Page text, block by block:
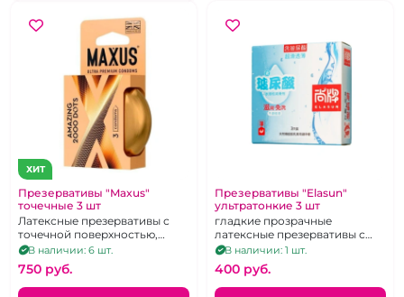
ХИТ
Презервативы "Maxus"
точечные 3 шт
Латексные презервативы с
точечной поверхностью,
упаковка 3 шт.
В наличии: 6 шт.
750 pуб.
Презервативы "Elasun"
ультратонкие 3 шт
гладкие прозрачные
латексные презервативы с
увеличенной смазкой, 3
В наличии: 1 шт.
400 pуб.